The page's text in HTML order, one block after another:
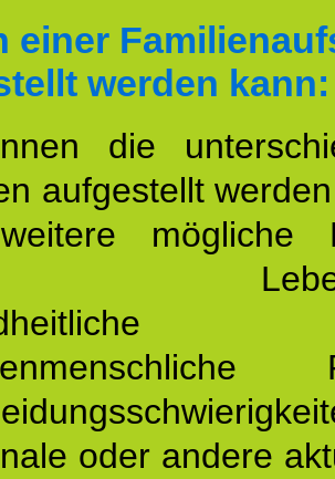
einer
werden kann:
die
aufgestellt
mögliche
oder andere